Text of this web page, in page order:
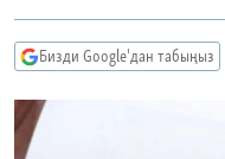
БҮГҮН АЗАТТЫКТА
ЭКСПЕРТТЕР ТАЛДАЙТ
БИЗ ЖАНА ДҮЙНӨ
ПОДКАСТ
ӨЗГӨЧӨ ПИКИР
Русский
Бизди Google'дан табыңыз